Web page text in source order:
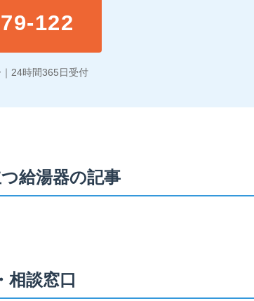
122
24時間365日受付
給湯器の記事
相談窓口